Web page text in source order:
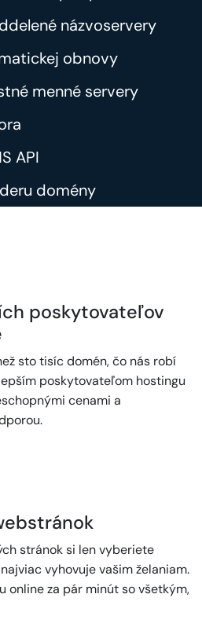
názvoservery
obnovy
menné servery
API
domény
poskytovateľov
sto tisíc domén, čo nás robí
poskytovateľom hostingu
cenami a
stránok si len vyberiete
vyhovuje vašim želaniam.
online za pár minút so všetkým,